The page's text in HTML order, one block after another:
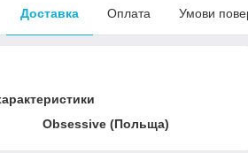
Доставка Оплата Умови
Obsessive (Польща)